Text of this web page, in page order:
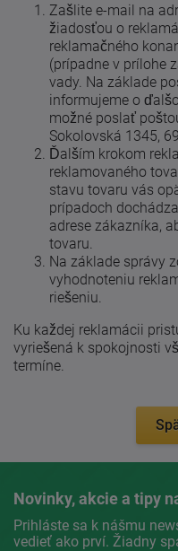
Zašlite e-mail na
žiadosťou o
reklamačného
(prípadne v prílohe
vady. Na základe
informujeme o
možné poslať
Sokolovská 1345,
Ďalším krokom
reklamovaného
stavu tovaru vás
prípadoch
adrese zákazníka,
tovaru.
Na základe správy
vyhodnoteniu
riešeniu.
Ku každej reklamácii
vyriešená k spokojnosti
termíne.
Novinky, akcie a tipy
Prihláste sa k nášmu
vedieť ako prví. Žiadny